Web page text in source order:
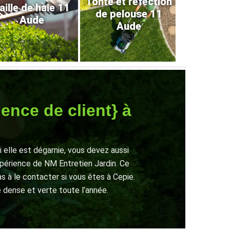
de haie 11
Aude
de pelouse 11
Aude
de client} à
est dégarnie, vous devez aussi
de NM Entretien Jardin. Ce
à le contacter si vous êtes à Cepie.
et verte toute l’année.